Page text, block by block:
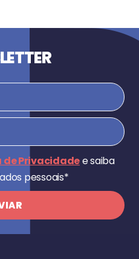
de Privacidadee saiba
pessoais*